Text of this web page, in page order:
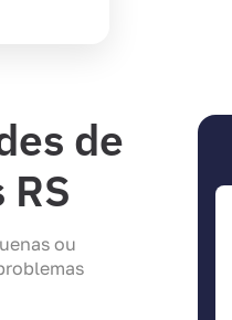
de
ou